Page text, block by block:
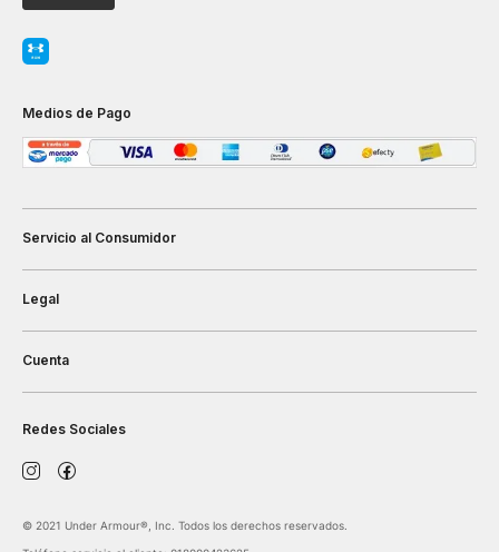
Medios de Pago
Servicio al Consumidor
Legal
Cuenta
Redes Sociales
©️ 2021 Under Armour®️, Inc. Todos los derechos reservados.